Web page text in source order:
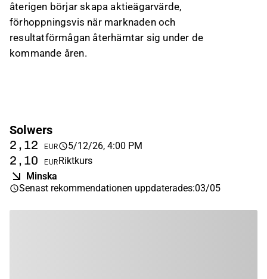
återigen börjar skapa aktieägarvärde,
förhoppningsvis när marknaden och
resultatförmågan återhämtar sig under de
kommande åren.
Solwers
2,12 EUR 5/12/26, 4:00 PM
2,10 EURRiktkurs
Minska
Senast rekommendationen uppdaterades:03/05